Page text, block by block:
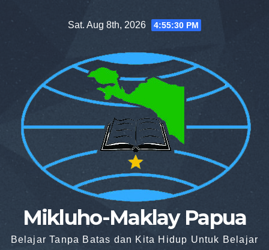
Sat. Aug 8th, 2026 4:55:31 PM
Mikluho-Maklay Papua
Belajar Tanpa Batas dan Kita Hidup Untuk Belajar